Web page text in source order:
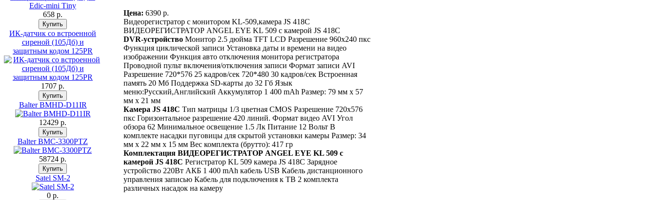
658 p.
ИК-датчик со встроенной
сиреной (105Дб) и
защитным кодом 125PR
1707 p.
Balter BMHD-D11IR
12429 p.
Balter BMC-3300PTZ
58724 p.
Satel SM-2
0 p.
Цена: 6390 p.
Видеорегистратор с монитором KL-509,камера JS 418C
ВИДЕОРЕГИСТРАТОР ANGEL EYE KL 509 с камерой JS 418C
DVR-устройство Монитор 2.5 дюйма TFT LCD Разрешение 960х240 пкс
Функция циклической записи Установка даты и времени на видео
изображении Функция авто отключения монитора регистратора
Проводной пульт включения/отключения записи Формат записи AVI
Разрешение 720*576 25 кадров/сек 720*480 30 кадров/сек Встроенная
память 20 Мб Поддержка SD-карты до 32 Гб Язык
меню:Русский,Английский Аккумулятор 1 400 mAh Размер: 79 мм х 57
мм х 21 мм
Камера JS 418C Тип матрицы 1/3 цветная CMOS Разрешение 720х576
пкс Горизонтальное разрешение 420 линий. Формат видео AVI Угол
обзора 62 Минимальное освещение 1.5 Лк Питание 12 Вольт В
комплекте насадки пуговицы для скрытой установки камеры Размер: 34
мм х 22 мм х 15 мм Вес комплекта (брутто): 417 гр
Комплектация ВИДЕОРЕГИСТРАТОР ANGEL EYE KL 509 с
камерой JS 418C Регистратор KL 509 камера JS 418C Зарядное
устройство 220Вт АКБ 1 400 mAh кабель USB Кабель дистанционного
управления записью Кабель для подключения к ТВ 2 комплекта
различных насадок на камеру